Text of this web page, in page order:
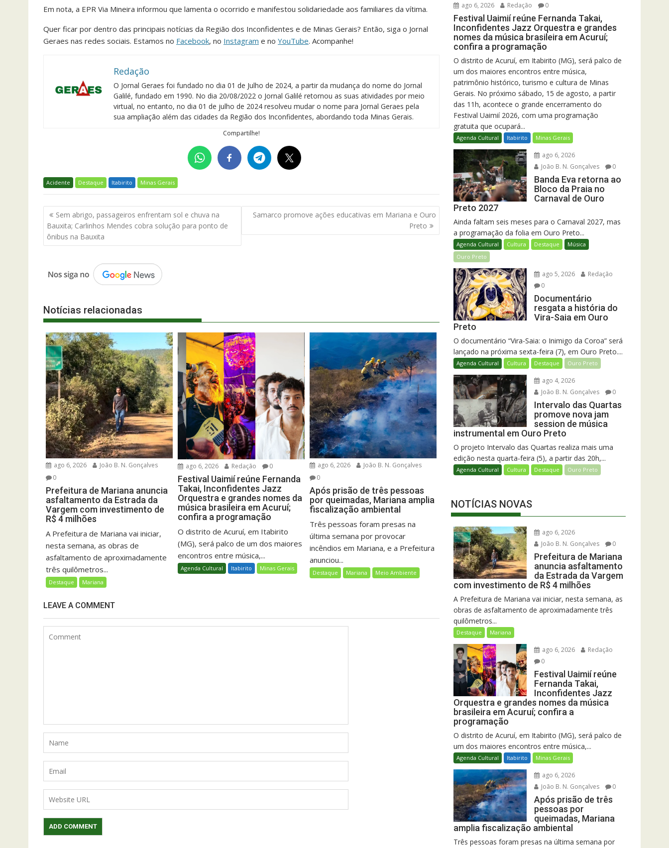
Em nota, a EPR Via Mineira informou que lamenta o ocorrido e manifestou solidariedade aos familiares da vítima.
Quer ficar por dentro das principais notícias da Região dos Inconfidentes e de Minas Gerais? Então, siga o Jornal
Geraes nas redes sociais. Estamos no Facebook, no Instagram e no YouTube. Acompanhe!
Redação
O Jornal Geraes foi fundado no dia 01 de Julho de 2024, a partir da mudança do nome do Jornal
Galilé, fundado em 1990. No dia 20/08/2022 o Jornal Galilé retornou as suas atividades por meio
virtual, no entanto, no dia 01 de julho de 2024 resolveu mudar o nome para Jornal Geraes pela
sua ampliação além das cidades da Região dos Inconfidentes, abordando toda Minas Gerais.
Compartilhe!
Acidente Destaque Itabirito Minas Gerais
Navegação
de
Post
Sem abrigo, passageiros enfrentam sol e chuva na
Bauxita; Carlinhos Mendes cobra solução para ponto de
ônibus na Bauxita
Samarco promove ações educativas em Mariana e Ouro
Preto
Notícias relacionadas
ago 6, 2026
João B. N. Gonçalves
0
Prefeitura de Mariana anuncia
asfaltamento da Estrada da
Vargem com investimento de
R$ 4 milhões
A Prefeitura de Mariana vai iniciar,
nesta semana, as obras de
asfaltamento de aproximadamente
três quilômetros...
Destaque Mariana
ago 6, 2026 Redação 0
Festival Uaimií reúne Fernanda
Takai, Inconfidentes Jazz
Orquestra e grandes nomes da
música brasileira em Acuruí;
confira a programação
O distrito de Acuruí, em Itabirito
(MG), será palco de um dos maiores
encontros entre música,...
Agenda Cultural Itabirito Minas Gerais
ago 6, 2026
João B. N. Gonçalves
0
Após prisão de três pessoas
por queimadas, Mariana amplia
fiscalização ambiental
Três pessoas foram presas na
última semana por provocar
incêndios em Mariana, e a Prefeitura
anunciou...
Destaque Mariana Meio Ambiente
LEAVE A COMMENT
ago 6, 2026 Redação 0
Festival Uaimií reúne Fernanda Takai,
Inconfidentes Jazz Orquestra e grandes
nomes da música brasileira em Acuruí;
confira a programação
O distrito de Acuruí, em Itabirito (MG), será palco de
um dos maiores encontros entre música,
patrimônio histórico, turismo e cultura de Minas
Gerais. No próximo sábado, 15 de agosto, a partir
das 11h, acontece o grande encerramento do
Festival Uaimií 2026, com uma programação
gratuita que ocupará...
Agenda Cultural Itabirito Minas Gerais
ago 6, 2026
João B. N. Gonçalves
0
Banda Eva retorna ao
Bloco da Praia no
Carnaval de Ouro
Preto 2027
Ainda faltam seis meses para o Carnaval 2027, mas
a programação da folia em Ouro Preto...
Agenda Cultural Cultura Destaque
Música
Ouro Preto
ago 5, 2026
Redação
0
Documentário
resgata a história do
Vira-Saia em Ouro
Preto
O documentário “Vira-Saia: o Inimigo da Coroa” será
lançado na próxima sexta-feira (7), em Ouro Preto....
Agenda Cultural Cultura Destaque Ouro Preto
ago 4, 2026
João B. N. Gonçalves
0
Intervalo das Quartas
promove nova jam
session de música
instrumental em Ouro Preto
O projeto Intervalo das Quartas realiza mais uma
edição nesta quarta-feira (5), a partir das 20h,...
Agenda Cultural Cultura Destaque Ouro Preto
NOTÍCIAS NOVAS
ago 6, 2026
João B. N. Gonçalves
0
Prefeitura de Mariana
anuncia asfaltamento
da Estrada da Vargem
com investimento de R$ 4 milhões
A Prefeitura de Mariana vai iniciar, nesta semana, as
obras de asfaltamento de aproximadamente três
quilômetros...
Destaque Mariana
ago 6, 2026
Redação
0
Festival Uaimií reúne
Fernanda Takai,
Inconfidentes Jazz
Orquestra e grandes nomes da música
brasileira em Acuruí; confira a
programação
O distrito de Acuruí, em Itabirito (MG), será palco de
um dos maiores encontros entre música,...
Agenda Cultural Itabirito Minas Gerais
ago 6, 2026
João B. N. Gonçalves
0
Após prisão de três
pessoas por
queimadas, Mariana
amplia fiscalização ambiental
Três pessoas foram presas na última semana por